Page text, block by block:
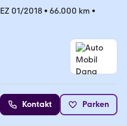
EZ 01/2018• 66.000 km •
Kontakt Parken